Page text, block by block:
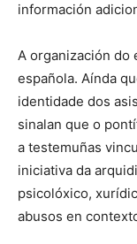
información
A organización do
española. Aínda
identidade dos
sinalan que o
a testemuñas
iniciativa da
psicolóxico,
abusos en